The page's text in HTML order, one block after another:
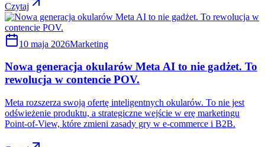
Czytaj
10 maja 2026Marketing
Nowa generacja okularów Meta AI to nie gadżet. To
rewolucja w contencie POV.
Meta rozszerza swoją ofertę inteligentnych okularów. To nie jest
odświeżenie produktu, a strategiczne wejście w erę marketingu
Point-of-View, które zmieni zasady gry w e-commerce i B2B.